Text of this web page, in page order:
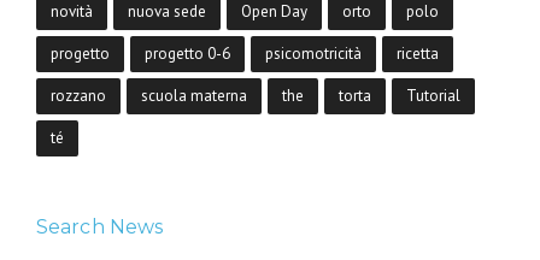
novità nuova sede Open Day orto polo
progetto progetto 0-6 psicomotricità ricetta
rozzano scuola materna the torta Tutorial
té
Search News